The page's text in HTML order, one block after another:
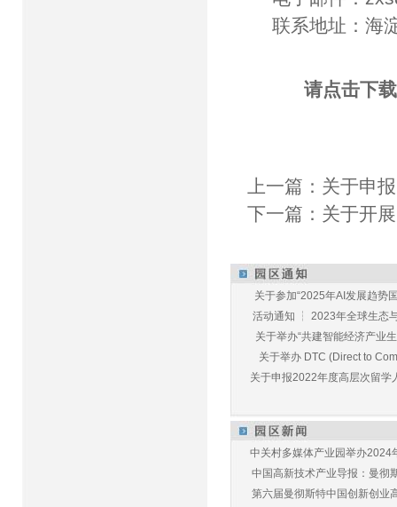
联系地址：海淀
请点击下
上一篇： 关于申
下一篇： 关于开
关于参加“2025年AI发展趋势
活动通知 ┆ 2023年全球生态
关于举办“共建智能经济产业
关于举办 DTC (Direct to
关于申报2022年度高层次留学
中关村多媒体产业园举办2024
中国高新技术产业导报：曼彻
第六届曼彻斯特中国创新创业